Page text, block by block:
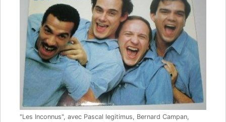
"Les Inconnus", avec Pascal legitimus, Bernard Campan,